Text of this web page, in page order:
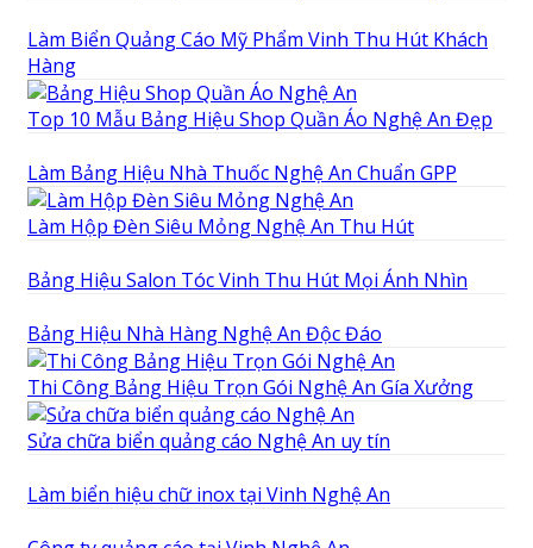
Làm Biển Quảng Cáo Mỹ Phẩm Vinh Thu Hút Khách
Hàng
Top 10 Mẫu Bảng Hiệu Shop Quần Áo Nghệ An Đẹp
Làm Bảng Hiệu Nhà Thuốc Nghệ An Chuẩn GPP
Làm Hộp Đèn Siêu Mỏng Nghệ An Thu Hút
Bảng Hiệu Salon Tóc Vinh Thu Hút Mọi Ánh Nhìn
Bảng Hiệu Nhà Hàng Nghệ An Độc Đáo
Thi Công Bảng Hiệu Trọn Gói Nghệ An Gía Xưởng
Sửa chữa biển quảng cáo Nghệ An uy tín
Làm biển hiệu chữ inox tại Vinh Nghệ An